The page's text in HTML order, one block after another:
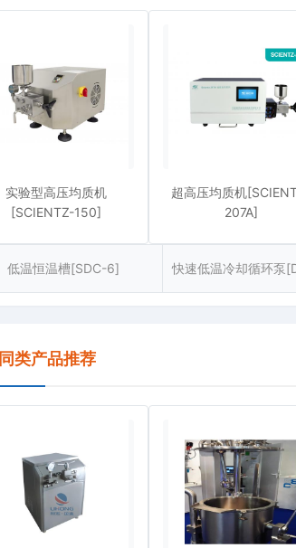
实验型高压均质机
[SCIENTZ-150]
超高压均质机
207A]
低温恒温槽[SDC-6]
同类产品推荐